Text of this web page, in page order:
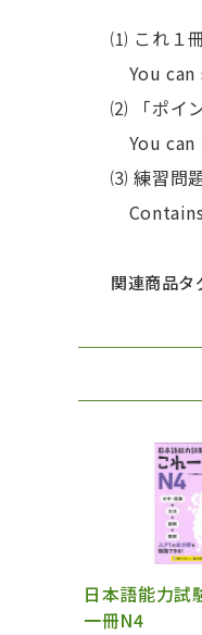
⑴ これ１
You
⑵ 「ポイ
You
⑶ 練習問
関連商品タ
日本語能力
一冊N4